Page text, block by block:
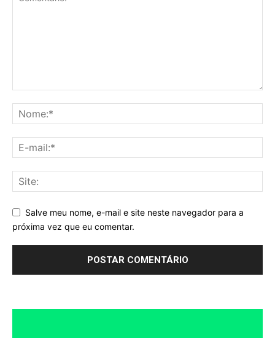
Salve meu nome, e-mail e site neste navegador para a
próxima vez que eu comentar.